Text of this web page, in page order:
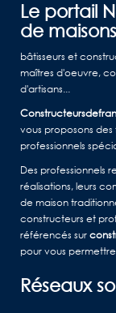
Le portail
de
bâtisseurs et
maîtres d'oeuvre,
d'artisans...
vous proposons
professionnels
Des professionnels
réalisations, leurs
de maison
constructeurs et
référencés sur
pour vous
Réseaux